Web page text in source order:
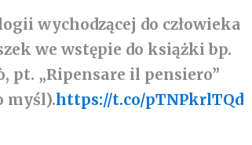
wychodzącej do człowieka
we wstępie do książki bp.
pt. „Ripensare il pensiero”
myśl).https://t.co/pTNPkrlTQd